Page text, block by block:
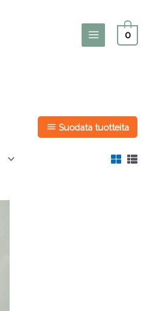
Main
0
Suodata tuotteita